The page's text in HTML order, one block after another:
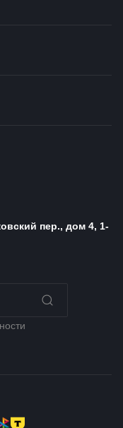
пер., дом 4, 1-